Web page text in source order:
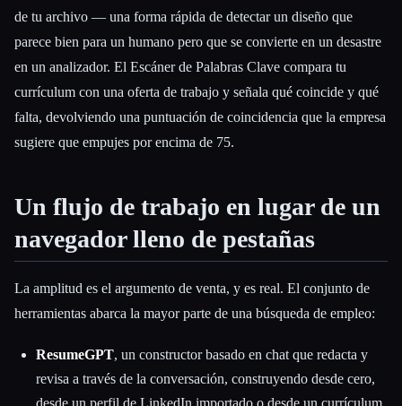
de tu archivo — una forma rápida de detectar un diseño que
parece bien para un humano pero que se convierte en un desastre
en un analizador. El Escáner de Palabras Clave compara tu
currículum con una oferta de trabajo y señala qué coincide y qué
falta, devolviendo una puntuación de coincidencia que la empresa
sugiere que empujes por encima de 75.
Un flujo de trabajo en lugar de un
navegador lleno de pestañas
La amplitud es el argumento de venta, y es real. El conjunto de
herramientas abarca la mayor parte de una búsqueda de empleo:
ResumeGPT, un constructor basado en chat que redacta y
revisa a través de la conversación, construyendo desde cero,
desde un perfil de LinkedIn importado o desde un currículum